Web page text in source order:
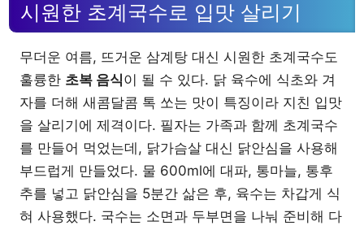
시원한 초계국수로 입맛 살리기
무더운 여름, 뜨거운 삼계탕 대신 시원한 초계국수도
훌륭한 초복 음식이 될 수 있다. 닭 육수에 식초와 겨
자를 더해 새콤달콤 톡 쏘는 맛이 특징이라 지친 입맛
을 살리기에 제격이다. 필자는 가족과 함께 초계국수
를 만들어 먹었는데, 닭가슴살 대신 닭안심을 사용해
부드럽게 만들었다. 물 600ml에 대파, 통마늘, 통후
추를 넣고 닭안심을 5분간 삶은 후, 육수는 차갑게 식
혀 사용했다. 국수는 소면과 두부면을 나눠 준비해 다